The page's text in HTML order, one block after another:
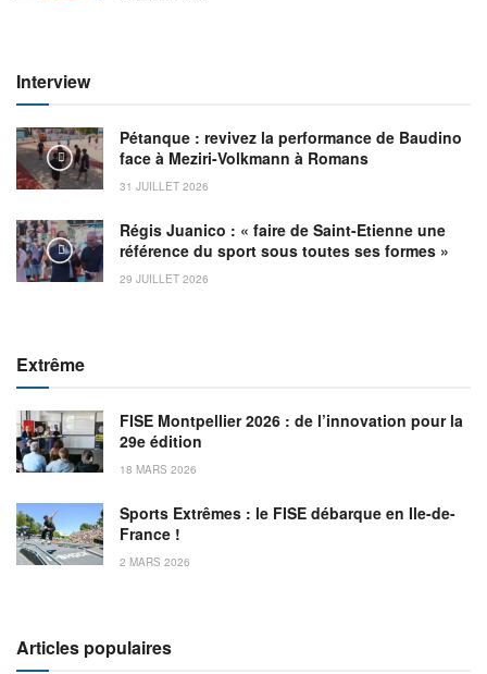
Interview
Pétanque : revivez la performance de Baudino
face à Meziri-Volkmann à Romans
31 JUILLET 2026
Régis Juanico : « faire de Saint-Etienne une
référence du sport sous toutes ses formes »
29 JUILLET 2026
Extrême
FISE Montpellier 2026 : de l’innovation pour la
29e édition
18 MARS 2026
Sports Extrêmes : le FISE débarque en Ile-de-
France !
2 MARS 2026
Articles populaires